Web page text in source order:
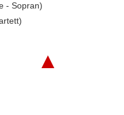
- Sopran)
▲